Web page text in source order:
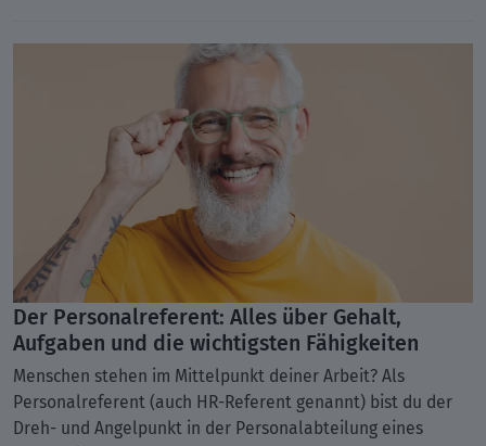
Der Personalreferent: Alles über Gehalt,
Aufgaben und die wichtigsten Fähigkeiten
Menschen stehen im Mittelpunkt deiner Arbeit? Als
Personalreferent (auch HR-Referent genannt) bist du der
Dreh- und Angelpunkt in der Personalabteilung eines